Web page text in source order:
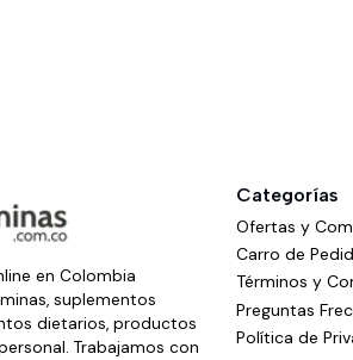
en Colombia
suplementos
dietarios, productos
Trabajamos con
Categorías
Ofertas y
Carro de
Términos y
Preguntas
Política de